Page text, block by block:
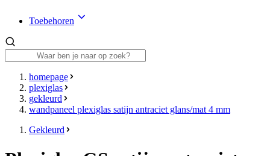
Toebehoren
homepage
plexiglas
gekleurd
wandpaneel plexiglas satijn antraciet glans/mat 4 mm
Gekleurd